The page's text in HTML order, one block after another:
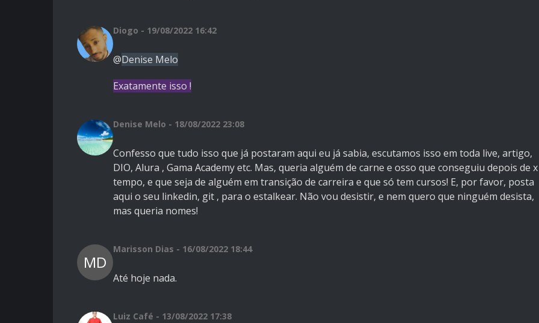
Diogo - 19/08/2022 16:42
@Denise Melo
Exatamente isso !
Denise Melo - 18/08/2022 23:08
Confesso que tudo isso que já postaram aqui eu já sabia, escutamos isso em toda live, artigo,
DIO, Alura , Gama Academy etc. Mas, queria alguém de carne e osso que conseguiu depois de x
tempo, e que seja de alguém em transição de carreira e que só tem cursos! E, por favor, posta
aqui o seu linkedin, git , para o estalkear. Não vou desistir, e nem quero que ninguém desista,
mas queria nomes!
MD
Marisson Dias - 16/08/2022 18:44
Até hoje nada.
Luiz Café - 13/08/2022 17:38